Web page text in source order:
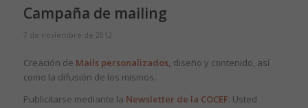
Campaña de mailing
7 de noviembre de 2012
Creación de Mails personalizados, diseño y contenido, así
como la difusión de los mismos.
Publicitarse mediante la Newsletter de la COCEF: Usted